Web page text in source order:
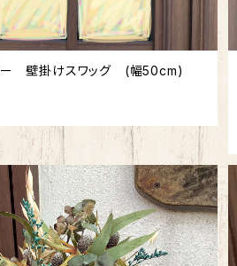
ー 壁掛けスワッグ (幅50cm)